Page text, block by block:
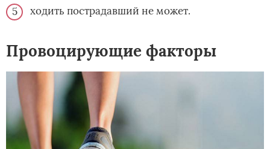
ходить пострадавший не может.
Провоцирующие факторы